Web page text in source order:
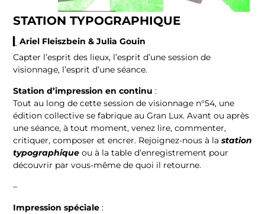
STATION TYPOGRAPHIQUE
▎Ariel Fleiszbein & Julia Gouin
–
Capter l’esprit des lieux, l’esprit d’une session de
visionnage, l’esprit d’une séance.
Station d’impression en continu:
Tout au long de cette session de visionnage n°54, une
édition collective se fabrique au Gran Lux. Avant ou après
une séance, à tout moment, venez lire, commenter,
critiquer, composer et encrer. Rejoignez-nous à lastation
typographique ou à la table d’enregistrement pour
découvrir par vous-même de quoi il retourne.
–
Impression spéciale :